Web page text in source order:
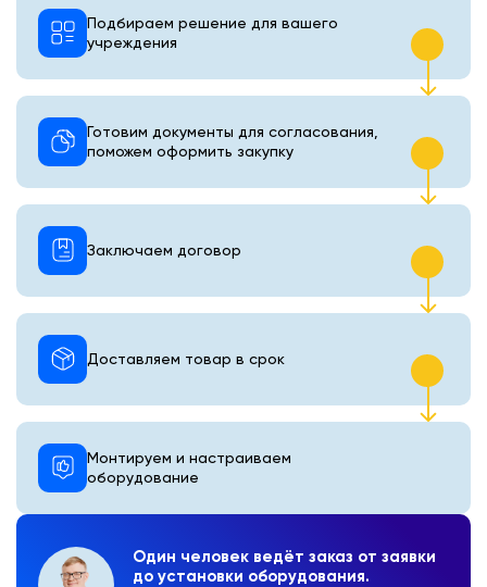
Один человек ведёт заказ от заявки
до установки оборудования.
Подбираем решение для вашего
учреждения
Готовим документы для согласования,
поможем оформить закупку
Монтируем и настраиваем
оборудование
Доставляем товар в срок
Заключаем договор